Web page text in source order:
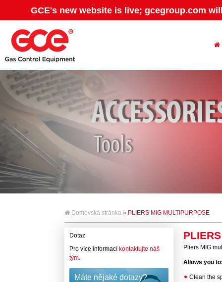
GCE's new website is live; gcegroup.com
Domovská stránka » PLIERS MIG MULTIPURPOSE
Dotaz
Pro více informací kontaktujte náš
tým.
Máte nějaké dotazy?
Pliers MIG
Allows you
Clean the